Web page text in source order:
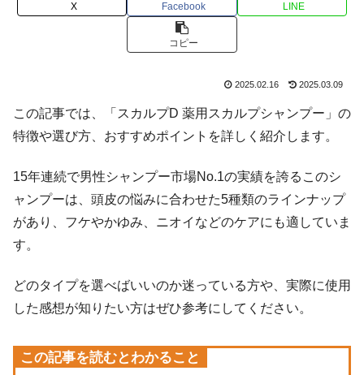
X Facebook LINE
コピー
2025.02.16 2025.03.09
この記事では、「スカルプD 薬用スカルプシャンプー」の
特徴や選び方、おすすめポイントを詳しく紹介します。
15年連続で男性シャンプー市場No.1の実績を誇るこのシ
ャンプーは、頭皮の悩みに合わせた5種類のラインナップ
があり、フケやかゆみ、ニオイなどのケアにも適していま
す。
どのタイプを選べばいいのか迷っている方や、実際に使用
した感想が知りたい方はぜひ参考にしてください。
この記事を読むとわかること